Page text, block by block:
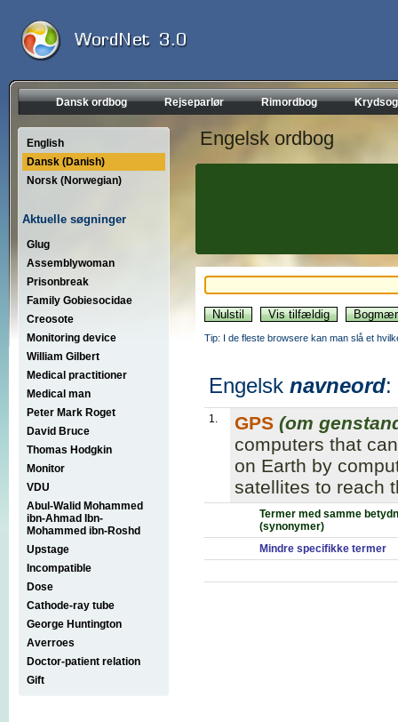
Dansk ordbog Rejseparlør Rimordbog
English
Dansk (Danish)
Norsk (Norwegian)
Aktuelle søgninger
Glug
Assemblywoman
Prisonbreak
Family Gobiesocidae
Creosote
Monitoring device
William Gilbert
Medical practitioner
Medical man
Peter Mark Roget
David Bruce
Thomas Hodgkin
Monitor
VDU
Abul-Walid Mohammed
ibn-Ahmad Ibn-
Mohammed ibn-Roshd
Upstage
Incompatible
Dose
Cathode-ray tube
George Huntington
Averroes
Doctor-patient relation
Gift
Engelsk ordbog
Tip: I de fleste browsere kan man slå et
Engelsk navneord:
1. GPS (om
computers that
on Earth by
satellites to reach
Termer med samme
(synonymer)
Mindre specifikke termer